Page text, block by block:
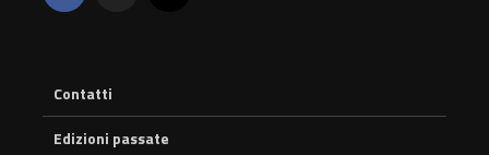
Contatti
Edizioni passate